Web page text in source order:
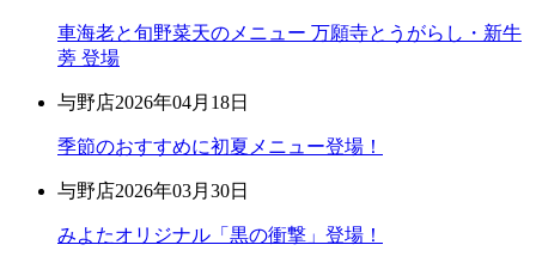
車海老と旬野菜天のメニュー 万願寺とうがらし・新牛
蒡 登場
与野店2026年04月18日
季節のおすすめに初夏メニュー登場！
与野店2026年03月30日
みよたオリジナル「黒の衝撃」登場！